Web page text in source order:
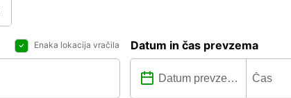
Enaka lokacija vračila Datum in čas prevzema